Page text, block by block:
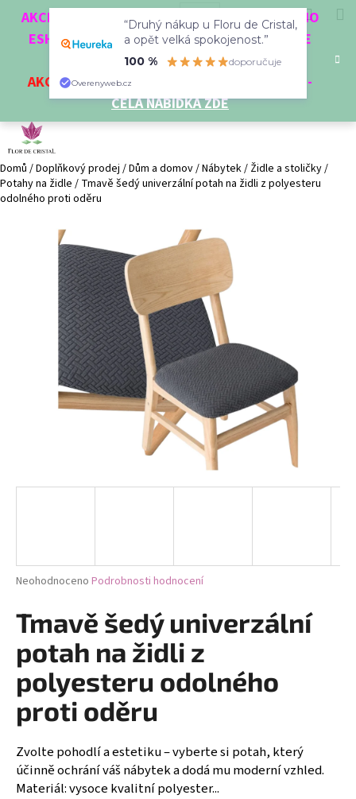
AKCE 3 + 1 ZDARMA. NAKUPTE 4 VĚCI Z NAŠEHO
ESHOPU A ČTVRTÝ NEJLEVNĚJŠÍ DOSTANETE
ZDARMA!
AKCENA VYBRANÉ VÝROBKY
-
CELÁ NABÍDKA ZDE
HledatPřihlášení
Domů /Doplňkový prodej /Dům a domov/Nábytek/ Židle a stoličky/
Potahy na židle / Tmavě šedý univerzální potah na židli z polyesteru
odolného proti oděru
Průměrné
produktu
z
5
hvězdiček.
Neohodnoceno Podrobnosti hodnocení
Tmavě šedý univerzální
potah na židli z
polyesteru odolného
proti oděru
Zvolte pohodlí a estetiku – vyberte si potah, který
účinně ochrání váš nábytek a dodá mu moderní vzhled.
Materiál: vysoce kvalitní polyester...
Zpět
Zpět
p
o
t
ř
D
p
o
r
u
č
u
j
e
m
“Druhý nákup u Floru de Cristal,
a opět velká spokojenost.”
100 %
doporučuje
Overenyweb.cz